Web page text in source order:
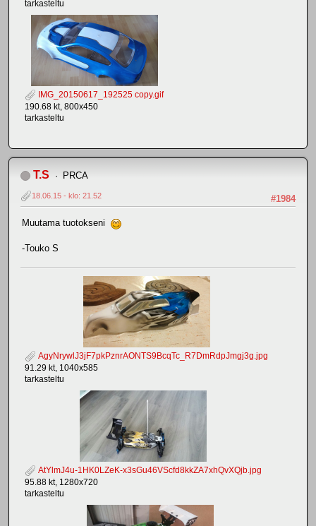
tarkasteltu
IMG_20150617_192525 copy.gif
190.68 kt, 800x450
tarkasteltu
T.S PRCA
#1984
18.06.15 - klo: 21.52
Muutama tuotokseni
-Touko S
AgyNrywlJ3jF7pkPznrAONTS9BcqTc_R7DmRdpJmgj3g.jpg
91.29 kt, 1040x585
tarkasteltu
AtYlmJ4u-1HK0LZeK-x3sGu46VScfd8kkZA7xhQvXQjb.jpg
95.88 kt, 1280x720
tarkasteltu